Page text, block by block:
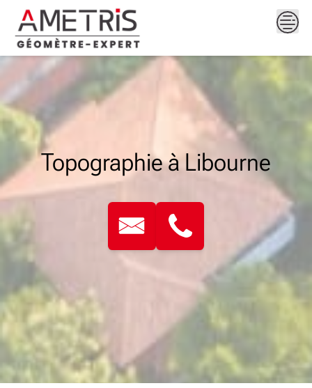
content
Topographie à Libourne